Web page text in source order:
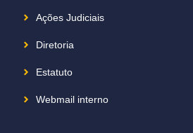
Ações Judiciais
Diretoria
Estatuto
Webmail interno